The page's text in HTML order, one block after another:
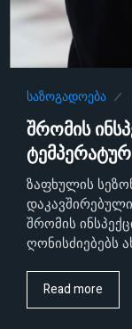
ᲡᲐᲖᲝᲒᲐᲓᲝᲔᲑᲐ
შრომის
ზაფხულის
შრომის
ღონისძიებებს
Read more